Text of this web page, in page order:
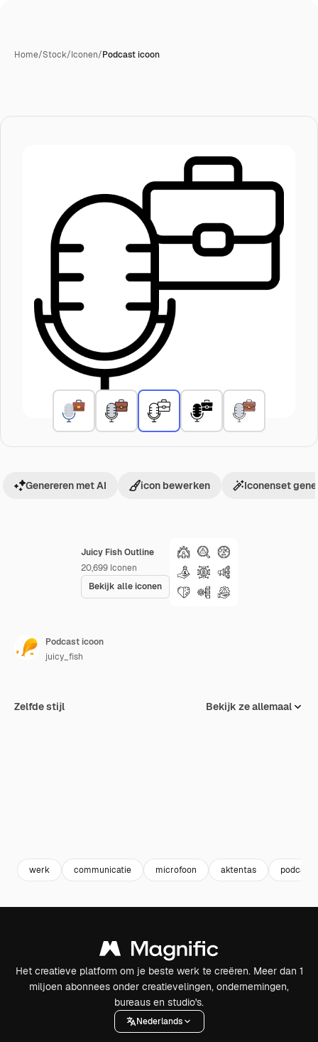
Home/Stock/Iconen/Podcast icoon
Juicy Fish Outline
20,699 Iconen
Bekijk alle iconen
Genereren met AI icon bewerken Iconenset
Podcast icoon
juicy_fish
Zelfde stijl Bekijk ze allemaal
werk communicatie microfoon aktentas podcast
Het creatieve platform om je beste werk te creëren. Meer dan 1
miljoen abonnees onder creatievelingen, ondernemingen,
bureaus en studio's.
Nederlands